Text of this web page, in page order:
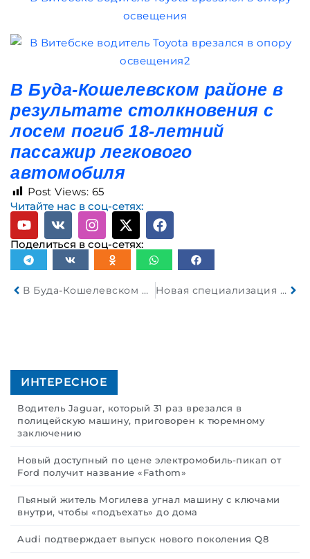
В Буда-Кошелевском районе в
результате столкновения с
лосем погиб 18-летний
пассажир легкового
автомобиля
Post Views: 65
Читайте нас в соц-сетях:
Поделиться в соц-сетях:
В Буда-Кошелевском районе в результате столкновения с лосем погиб 18-летний пассажир легкового автомобиля Новая специализация автобуса МАЗ 105
ИНТЕРЕСНОЕ
Водитель Jaguar, который 31 раз врезался в
полицейскую машину, приговорен к тюремному
заключению
Новый доступный по цене электромобиль-пикап от
Ford получит название «Fathom»
Пьяный житель Могилева угнал машину с ключами
внутри, чтобы «подъехать» до дома
Audi подтверждает выпуск нового поколения Q8